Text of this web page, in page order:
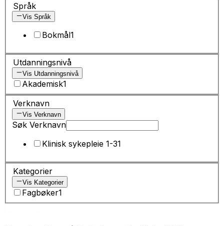
Språk
Vis Språk
Bokmål1
Utdanningsnivå
Vis Utdanningsnivå
Akademisk1
Verknavn
Vis Verknavn
Søk Verknavn
Klinisk sykepleie 1-31
Kategorier
Vis Kategorier
Fagbøker1